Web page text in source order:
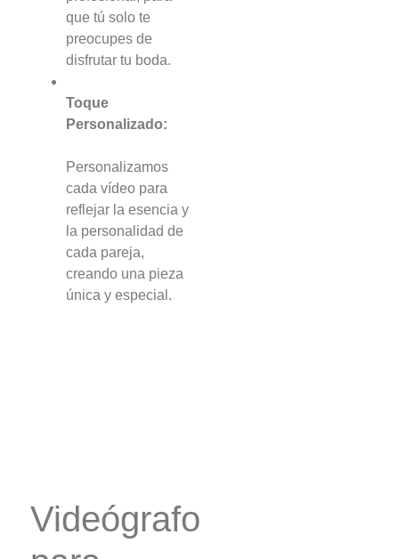
que tú solo te
preocupes de
disfrutar tu boda.
Toque
Personalizado:
Personalizamos
cada vídeo para
reflejar la esencia y
la personalidad de
cada pareja,
creando una pieza
única y especial.
Videógrafo